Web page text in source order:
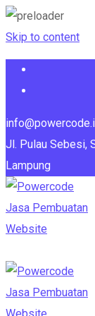
Skip to content
Jl. Pulau Sebesi,
Lampung